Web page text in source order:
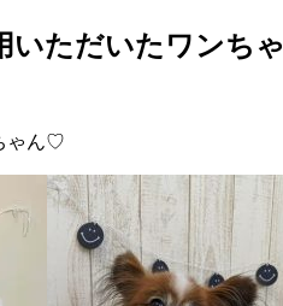
いただいたワンち
ゃん♡